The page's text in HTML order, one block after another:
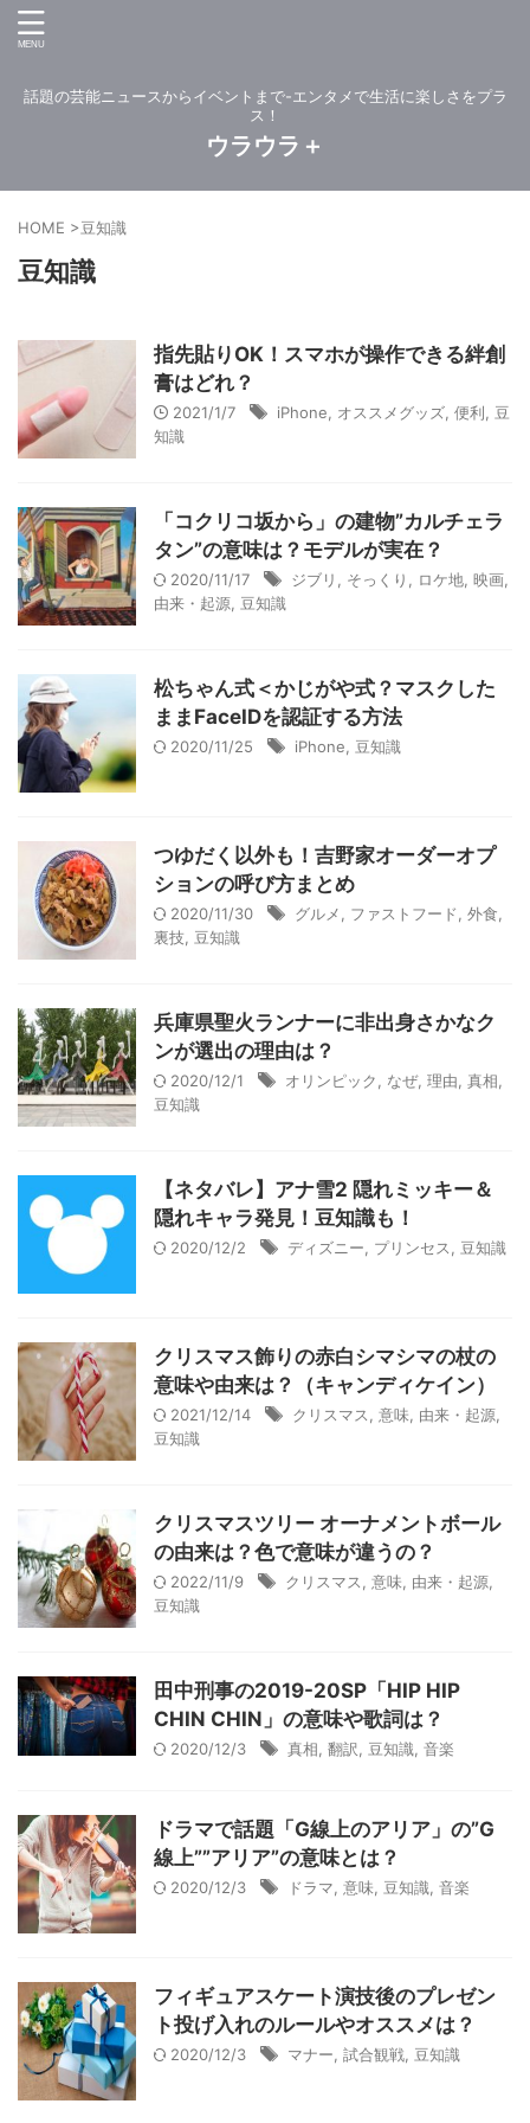
話題の芸能ニュースからイベントまで-エンタメで生活に楽しさをプラ
ス！
ウラウラ＋
HOME >豆知識
豆知識
指先貼りOK！スマホが操作できる絆創
膏はどれ？
2021/1/7 iPhone オススメグッズ 便利
豆
知識
「コクリコ坂から」の建物”カルチェラ
タン”の意味は？モデルが実在？
2020/11/17 ジブリ そっくり ロケ地 映画
由来・起源 豆知識
松ちゃん式＜かじがや式？マスクした
ままFaceIDを認証する方法
2020/11/25 iPhone 豆知識
つゆだく以外も！吉野家オーダーオプ
ションの呼び方まとめ
2020/11/30 グルメ ファストフード 外食
裏技 豆知識
兵庫県聖火ランナーに非出身さかなク
ンが選出の理由は？
2020/12/1 オリンピック なぜ, 理由 真相
豆知識
【ネタバレ】アナ雪2 隠れミッキー＆
隠れキャラ発見！豆知識も！
2020/12/2 ディズニー プリンセス 豆知識
クリスマス飾りの赤白シマシマの杖の
意味や由来は？（キャンディケイン）
2021/12/14 クリスマス 意味 由来・起源
豆知識
クリスマスツリー オーナメントボール
の由来は？色で意味が違うの？
2022/11/9 クリスマス 意味 由来・起源
豆知識
田中刑事の2019-20SP「HIP HIP
CHIN CHIN」の意味や歌詞は？
2020/12/3 真相 翻訳 豆知識 音楽
ドラマで話題「G線上のアリア」の”G
線上””アリア”の意味とは？
2020/12/3 ドラマ 意味 豆知識 音楽
フィギュアスケート演技後のプレゼン
ト投げ入れのルールやオススメは？
2020/12/3 マナー 試合観戦 豆知識